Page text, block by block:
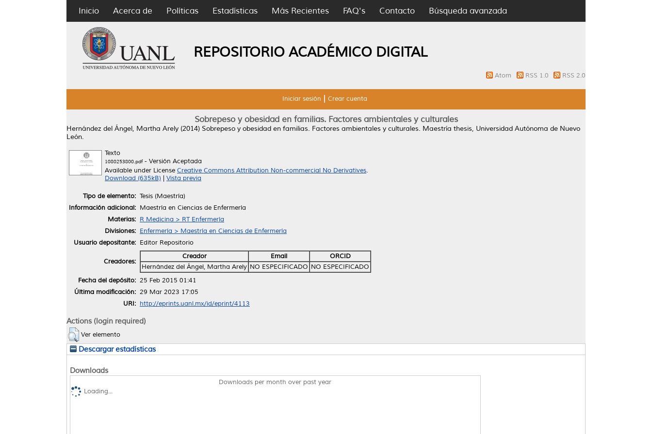
Inicio Acerca de Políticas Estadísticas Más Recientes FAQ's Contacto Búsqueda avanzada
REPOSITORIO ACADÉMICO DIGITAL
Atom RSS 1.0 RSS 2.0
Iniciar sesión Crear cuenta
Sobrepeso y obesidad en familias. Factores ambientales y culturales
Hernández del Ángel, Martha Arely (2014) Sobrepeso y obesidad en familias. Factores ambientales y culturales. Maestría thesis, Universidad Autónoma de Nuevo
León.
Texto
1080253800.pdf- Versión Aceptada
Available under License Creative Commons Attribution Non-commercial No Derivatives.
Download (635kB)
Vista previa
Tipo de elemento: Tesis (Maestría)
Información adicional: Maestría en Ciencias de Enfermería
Materias: R Medicina > RT Enfermería
Divisiones: Enfermería > Maestría en Ciencias de Enfermería
Usuario depositante: Editor Repositorio
Creadores:
Creador Email
ORCID
Hernández del Ángel, Martha Arely NO ESPECIFICADO NO ESPECIFICADO
Fecha del depósito: 25 Feb 2015 01:41
Última modificación: 29 Mar 2023 17:05
URI: http://eprints.uanl.mx/id/eprint/4113
Actions (login required)
Ver elemento
Descargar estadísticas
Downloads
Downloads per month over past year
Loading...